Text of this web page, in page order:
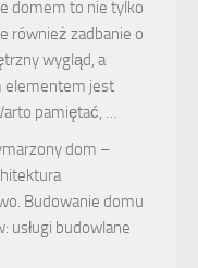
domem to nie tylko
również zadbanie o
wygląd, a
elementem jest
pamiętać, …
dom –
Budowanie domu
usługi budowlane